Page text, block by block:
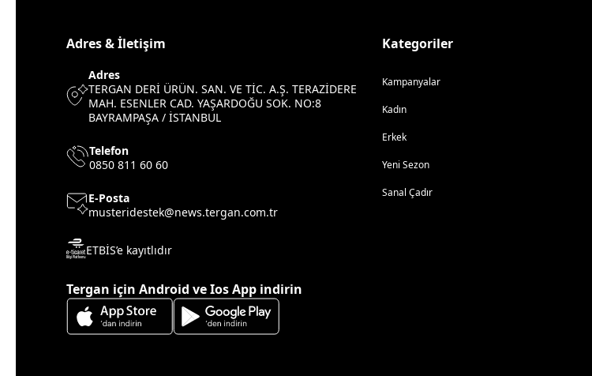
Adres & İletişim
Adres
TERGAN DERİ ÜRÜN. SAN. VE TİC. A.Ş. TERAZİDERE
MAH. ESENLER CAD. YAŞARDOĞU SOK. NO:8
BAYRAMPAŞA / İSTANBUL
Telefon
0850 811 60 60
E-Posta
musteridestek@news.tergan.com.tr
ETBİS’e kayıtlıdır
Tergan için Android ve Ios App indirin
Kategoriler
Kampanyalar
Kadın
Erkek
Yeni Sezon
Sanal Çadır